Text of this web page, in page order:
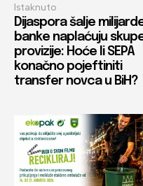
Istaknuto
Dijaspora šalje
banke naplaćuju
provizije: Hoće li SEPA
konačno pojeftiniti
transfer novca u BiH?